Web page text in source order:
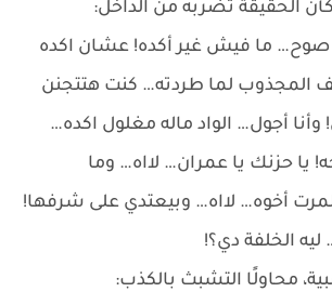
الحقيقة تضربه من الداخل:
صوح… ما فيش غير أكده! عشان اكده
المجذوب لما طردته… كنت هتتجنن
أجول… الواد ماله مغلول اكده…
يا حزنك يا عمران… لااه… وما
أخوه… لااه… وبيعتدي على شرفها!
الخلفة دي؟!
محاولًا التشبث بالكذب: